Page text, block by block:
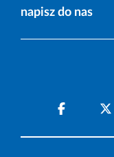
napisz do nas